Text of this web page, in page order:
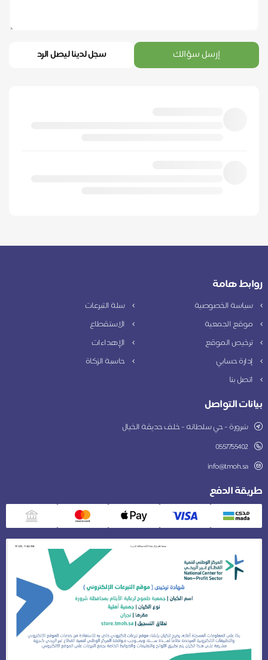
إرسل سؤالك سجل لدينا ليصل الرد
روابط هامة
سياسة الخصوصية
سلة التبرعات
موقع الجمعية
الاستقطاع
ترخيص الموقع
الإهداءات
إدارة حسابي
حاسبة الزكاة
اتصل بنا
بيانات التواصل
شرورة - حي سلطانه - خلف حديقة الخيال
0557755402
info@tmoh.sa
طريقة الدفع